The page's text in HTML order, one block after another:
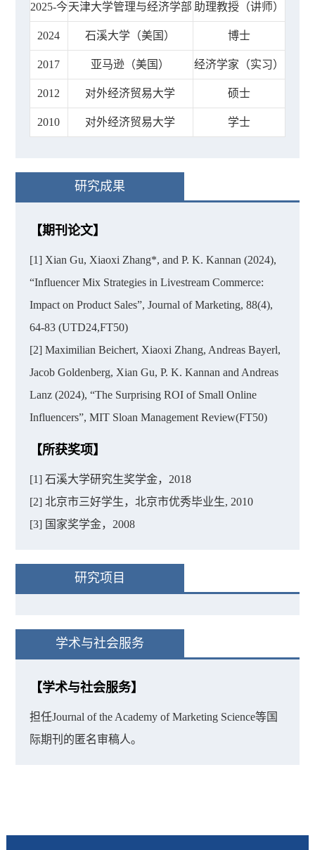
2025-今天津大学管理与经济学部 助理教授（讲师）
2024 石溪大学（美国） 博士
2017 亚马逊（美国） 经济学家（实习）
2012 对外经济贸易大学 硕士
2010 对外经济贸易大学 学士
研究成果
【期刊论文】
[1] Xian Gu, Xiaoxi Zhang*, and P. K. Kannan (2024),
“Influencer Mix Strategies in Livestream Commerce:
Impact on Product Sales”, Journal of Marketing, 88(4),
64-83 (UTD24,FT50)
[2] Maximilian Beichert, Xiaoxi Zhang, Andreas Bayerl,
Jacob Goldenberg, Xian Gu, P. K. Kannan and Andreas
Lanz (2024), “The Surprising ROI of Small Online
Influencers”, MIT Sloan Management Review(FT50)
【所获奖项】
[1] 石溪大学研究生奖学金，2018
[2] 北京市三好学生，北京市优秀毕业生, 2010
[3] 国家奖学金，2008
研究项目
学术与社会服务
【学术与社会服务】
担任Journal of the Academy of Marketing Science等国
际期刊的匿名审稿人。